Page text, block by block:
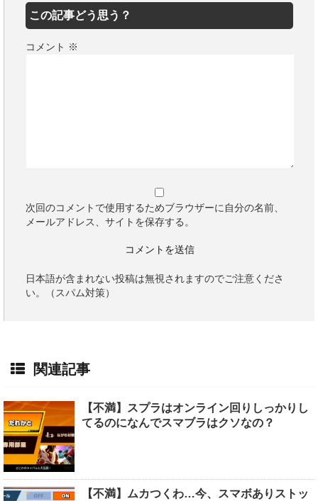
この記事どう思う？
コメント ※
次回のコメントで使用するためブラウザーに自分の名前、
メールアドレス、サイトを保存する。
日本語が含まれない投稿は無視されますのでご注意くださ
い。（スパム対策）
関連記事
【不満】スプラはオンライン回りしっかりし
てるのになんでスマブラはクソなの？
【不満】ムカつくわ…今、スマボありストッ